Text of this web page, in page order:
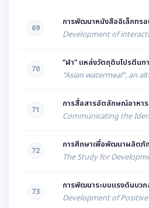
69
การพัฒนาหนังสืออิเล็กทร
Development of
70
“ผำ” แหล่งวัตถุดิบโปรตีนท
“Asian watermeal”, an
71
การสื่อสารอัตลักษณ์อาหา
Communicating the
72
การศึกษาเพื่อพัฒนาผลิตภั
The Study for
73
การพัฒนาระบบแรงดันบวก
Development of